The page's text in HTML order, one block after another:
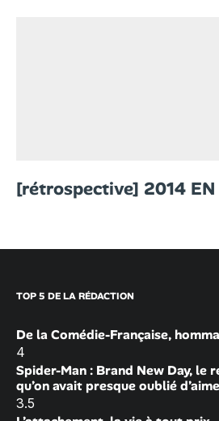
[rétrospective] 2014 EN
TOP 5 DE LA RÉDACTION
De la Comédie-Française,
4
Spider-Man : Brand New Day, le
qu’on avait presque oublié
3.5